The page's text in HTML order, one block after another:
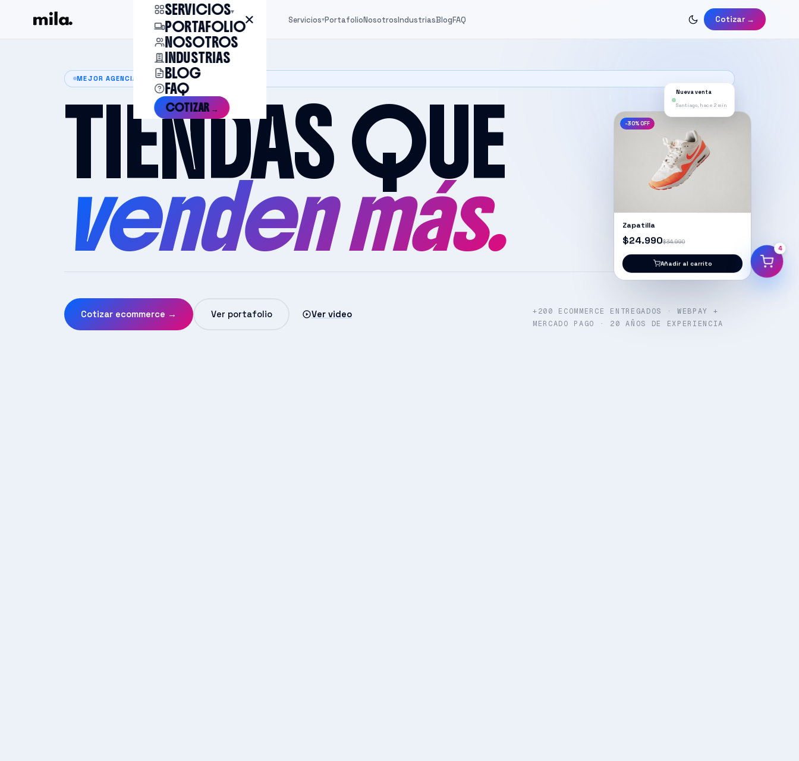
✕
SERVICIOS▾
PORTAFOLIO
NOSOTROS
INDUSTRIAS
BLOG
FAQ
COTIZAR →
Servicios▾PortafolioNosotrosIndustriasBlogFAQ Cotizar →
MEJOR AGENCIA DE ECOMMERCE EN CHILE
TIENDAS QUE
venden más.
Cotizar ecommerce → Ver portafolio Ver video
+200 ECOMMERCE ENTREGADOS · WEBPAY +
MERCADO PAGO · 20 AÑOS DE EXPERIENCIA
Nueva venta
Santiago, hace 2 min
5
-30% OFF
Zapatilla
$24.990$34.990
Añadir al carrito